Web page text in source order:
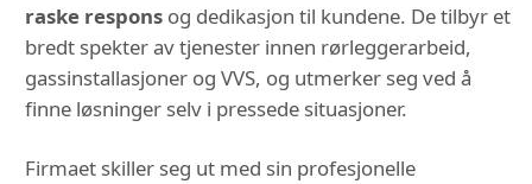
raske respons og dedikasjon til kundene. De tilbyr et
bredt spekter av tjenester innen rørleggerarbeid,
gassinstallasjoner og VVS, og utmerker seg ved å
finne løsninger selv i pressede situasjoner.
Firmaet skiller seg ut med sin profesjonelle